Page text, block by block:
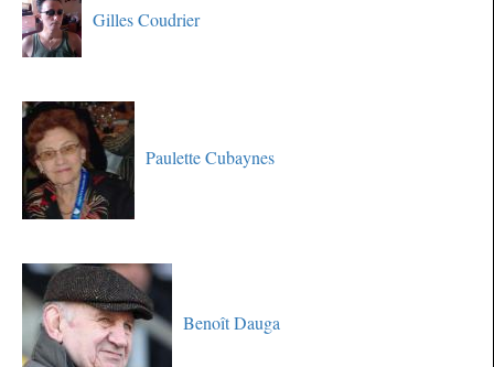
Gilles Coudrier
Paulette Cubaynes
Benoît Dauga